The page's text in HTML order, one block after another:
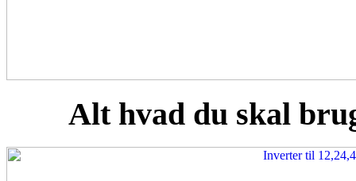
Alt hvad du skal